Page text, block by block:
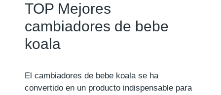
TOP Mejores
cambiadores de bebe
koala
El cambiadores de bebe koala se ha
convertido en un producto indispensable para